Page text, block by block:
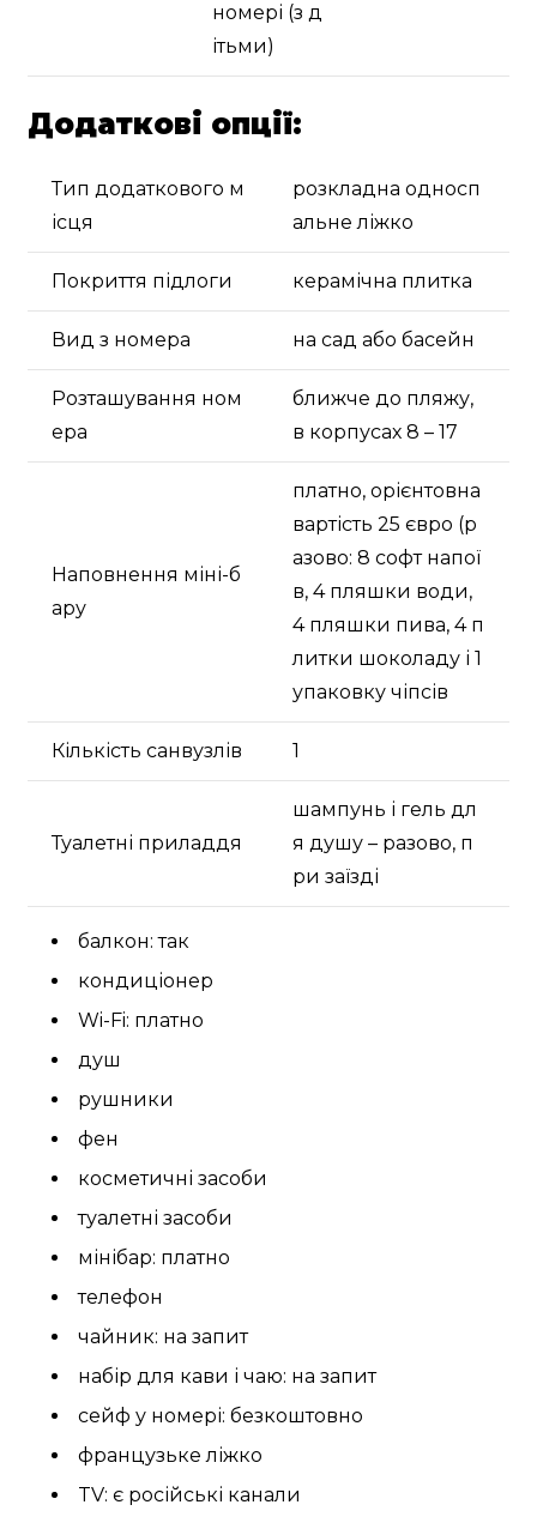
номері (з д
ітьми)
Додаткові опції:
Тип додаткового м
ісця
розкладна односп
альне ліжко
Покриття підлоги керамічна плитка
Вид з номера на сад або басейн
Розташування ном
ера
ближче до пляжу,
в корпусах 8 – 17
Наповнення міні-б
ару
платно, орієнтовна
вартість 25 євро (р
азово: 8 софт напої
в, 4 пляшки води,
4 пляшки пива, 4 п
литки шоколаду і 1
упаковку чіпсів
Кількість санвузлів 1
Туалетні приладдя
шампунь і гель дл
я душу – разово, п
ри заїзді
балкон: так
кондиціонер
Wi-Fi: платно
душ
рушники
фен
косметичні засоби
туалетні засоби
мінібар: платно
телефон
чайник: на запит
набір для кави і чаю: на запит
сейф у номері: безкоштовно
французьке ліжко
TV: є російські канали